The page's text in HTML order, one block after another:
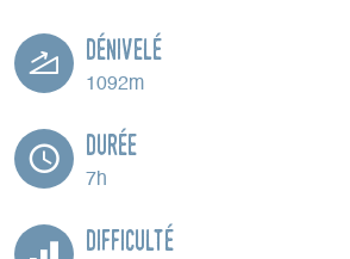
Dénivelé
1092m
Durée
7h
Difficulté